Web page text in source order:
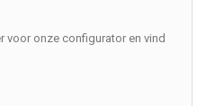
voor onze configurator en vind